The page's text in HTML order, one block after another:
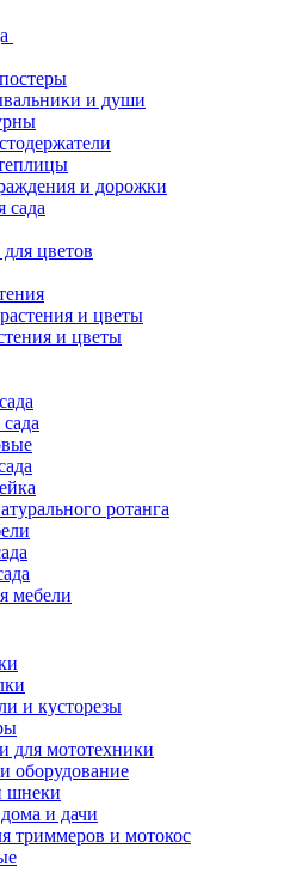
и души
и дорожки
сада
цветов
и цветы
и цветы
ротанга
мебели
и кусторезы
для мототехники
оборудование
шнеки
и дачи
триммеров и мотокос